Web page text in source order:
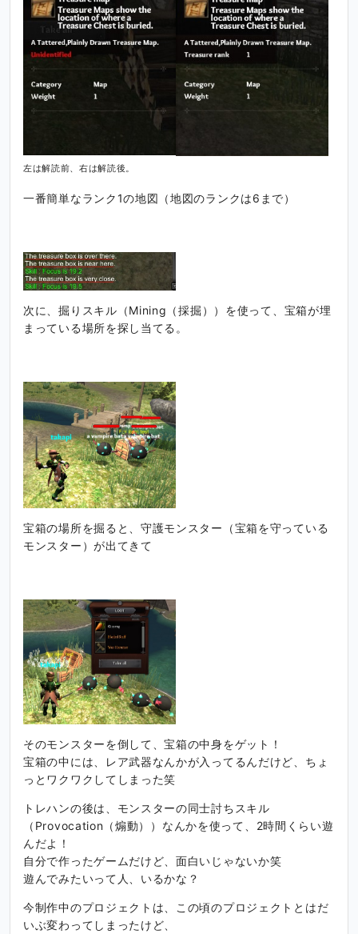
左は解読前、右は解読後。
一番簡単なランク1の地図（地図のランクは6まで）
次に、掘りスキル（Mining（採掘））を使って、宝箱が埋
まっている場所を探し当てる。
宝箱の場所を掘ると、守護モンスター（宝箱を守っている
モンスター）が出てきて
そのモンスターを倒して、宝箱の中身をゲット！
宝箱の中には、レア武器なんかが入ってるんだけど、ちょ
っとワクワクしてしまった笑
トレハンの後は、モンスターの同士討ちスキル
（Provocation（煽動））なんかを使って、2時間くらい遊
んだよ！
自分で作ったゲームだけど、面白いじゃないか笑
遊んでみたいって人、いるかな？
今制作中のプロジェクトは、この頃のプロジェクトとはだ
いぶ変わってしまったけど、